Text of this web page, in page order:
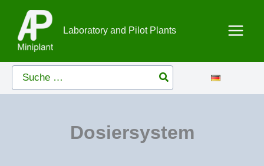
Inhalt
springen
Laboratory and Pilot Plants
Search
for:
Dosiersystem